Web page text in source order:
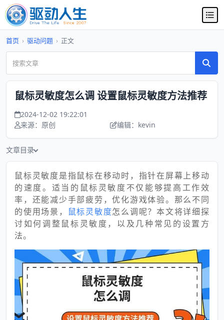
首页 › 驱动问题 › 正文
鼠标灵敏度怎么调 设置鼠标灵敏度方法推荐
2024-12-02 19:22:01
来源：原创
编辑：kevin
文章目录
鼠标灵敏度是指鼠标在移动时，指针在屏幕上移动
的速度。适当的鼠标灵敏度不仅能够提高工作效
率，还能减少手部疲劳，优化游戏体验。那么不同
的使用场景，
鼠标灵敏度怎么调呢？本文将详细探
讨如何调整鼠标灵敏度，以及几种常见的设置方
法。